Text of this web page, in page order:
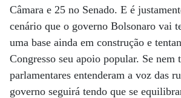
Câmara e 25 no Senado. E é
cenário que o governo Bolsonaro vai
uma base ainda em construção e
Congresso seu apoio popular. Se nem
parlamentares entenderam a voz das
governo seguirá tendo que se